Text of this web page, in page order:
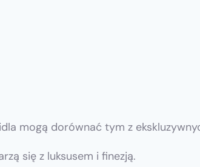
mogą dorównać tym z
się z luksusem i finezją.